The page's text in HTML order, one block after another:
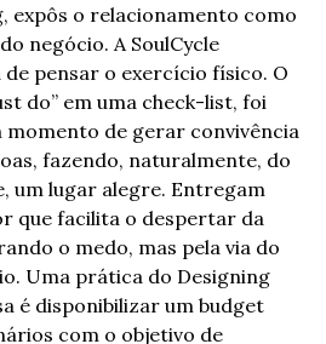
expôs o relacionamento como
negócio. A SoulCycle
pensar o exercício físico. O
do” em uma check-list, foi
de gerar convivência
fazendo, naturalmente, do
um lugar alegre. Entregam
que facilita o despertar da
o medo, mas pela via do
Uma prática do Designing
é disponibilizar um budget
com o objetivo de